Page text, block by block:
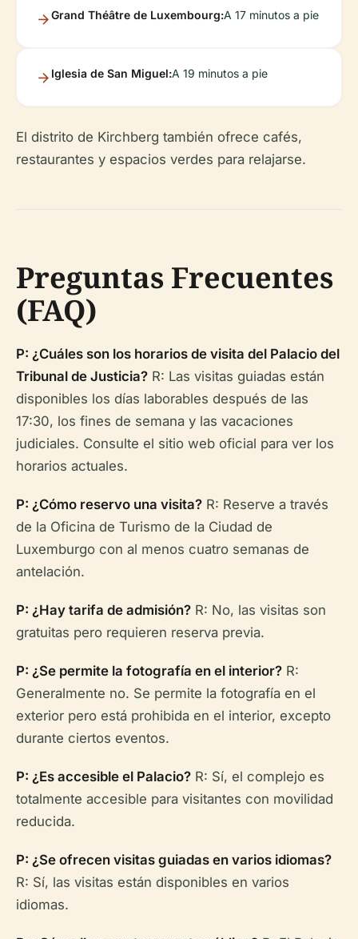
Grand Théâtre de Luxembourg:A 17 minutos a pie
Iglesia de San Miguel:A 19 minutos a pie
El distrito de Kirchberg también ofrece cafés,
restaurantes y espacios verdes para relajarse.
Preguntas Frecuentes
(FAQ)
P: ¿Cuáles son los horarios de visita del Palacio del
Tribunal de Justicia? R: Las visitas guiadas están
disponibles los días laborables después de las
17:30, los fines de semana y las vacaciones
judiciales. Consulte el sitio web oficial para ver los
horarios actuales.
P: ¿Cómo reservo una visita? R: Reserve a través
de la Oficina de Turismo de la Ciudad de
Luxemburgo con al menos cuatro semanas de
antelación.
P: ¿Hay tarifa de admisión? R: No, las visitas son
gratuitas pero requieren reserva previa.
P: ¿Se permite la fotografía en el interior? R:
Generalmente no. Se permite la fotografía en el
exterior pero está prohibida en el interior, excepto
durante ciertos eventos.
P: ¿Es accesible el Palacio? R: Sí, el complejo es
totalmente accesible para visitantes con movilidad
reducida.
P: ¿Se ofrecen visitas guiadas en varios idiomas?
R: Sí, las visitas están disponibles en varios
idiomas.